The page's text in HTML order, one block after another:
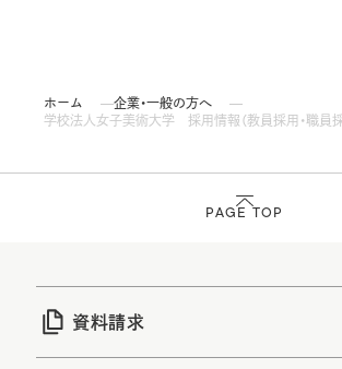
ホーム
企業・一般の方へ
学校法人女子美術大学 採用情報（教員採用・職員採
PAGE TOP
資料請求